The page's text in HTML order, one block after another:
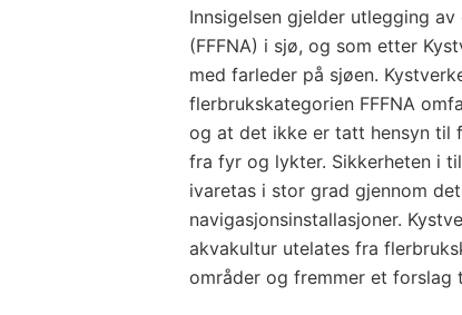
Innsigelsen gjelder utlegging
(FFFNA) i sjø, og som etter
med farleder på sjøen.
flerbrukskategorien FFFNA
og at det ikke er tatt hensyn til
fra fyr og lykter. Sikkerheten i
ivaretas i stor grad gjennom
navigasjonsinstallasjoner.
akvakultur utelates fra
områder og fremmer et forslag